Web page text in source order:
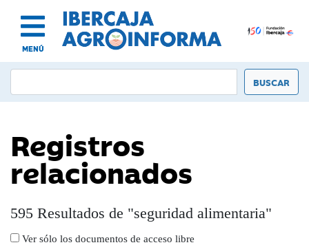
MENÚ
Registros
relacionados
595 Resultados de "seguridad alimentaria"
Ver sólo los documentos de acceso libre